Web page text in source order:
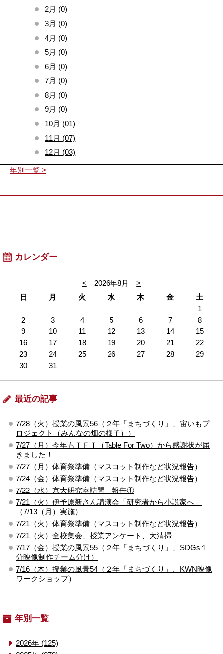
2月 (0)
3月 (0)
4月 (0)
5月 (0)
6月 (0)
7月 (0)
8月 (0)
9月 (0)
10月 (01)
11月 (07)
12月 (03)
年別一覧 >
カレンダー
< 2026年8月
>
日
月 火 水 木 金
土
1
2
3 4 5 6 7
8
9
10 11 12 13 14
15
16
17 18 19 20 21
22
23
24 25 26 27 28
29
30
31
最近の記事
7/28（火）授業の風景56（２年「まちづくり」、宙いもプ
ロジェクト（みんなの畑の様子））
7/27（月）今年もＴＦＴ（Table For Two）から感謝状が届
きました！
7/27（月）体育祭準備（マスコット制作など状況報告）
7/24（金）体育祭準備（マスコット制作など状況報告）
7/22（水）京大研究室訪問 報告①
7/21（火）伊予原新さん講演会「研究者から小説家へ」
（7/13（月）実施）
7/21（火）体育祭準備（マスコット制作など状況報告）
7/21（火）全校集会、授業アンケート、大清掃
7/17（金）授業の風景55（２年「まちづくり」、SDGs１
分映像制作チーム分け）
7/16（木）授業の風景54（２年「まちづくり」、KWN映像
ワークショップ）
年別一覧
2026年 (125)